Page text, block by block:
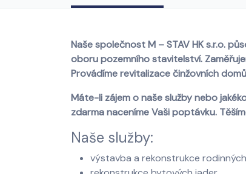
Naše společnost M – STAV HK s.r.o.
oboru pozemního stavitelství.
Provádíme revitalizace činžovních
Máte-li zájem o naše služby nebo
zdarma naceníme Vaši poptávku.
Naše služby:
výstavba a rekonstrukce